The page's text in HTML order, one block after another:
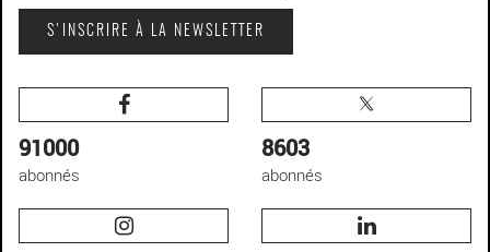
S'INSCRIRE À LA NEWSLETTER
91000
abonnés
8603
abonnés